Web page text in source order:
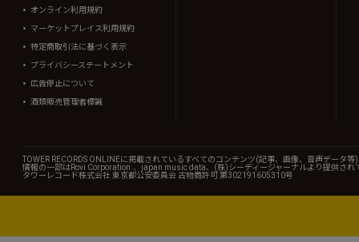
オンライン利用規約
マーケットプレイス利用規約
特定商取引法に基づく表示
プライバシーステートメント
広告停止について
酒類販売管理者標識
TOWER RECORDS ONLINEに掲載されているすべてのコンテンツ(記事、画像、音声データ
情報の一部はRovi Corporation.、japan music data、(株)シーディージャーナルより提供され
タワーレコード株式会社 東京都公安委員会 古物商許可 第302191605310号